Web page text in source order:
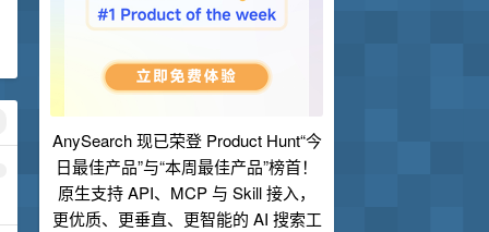
AnySearch 现已荣登 Product Hunt“今
日最佳产品”与“本周最佳产品”榜首！
原生支持 API、MCP 与 Skill 接入，
更优质、更垂直、更智能的 AI 搜索工